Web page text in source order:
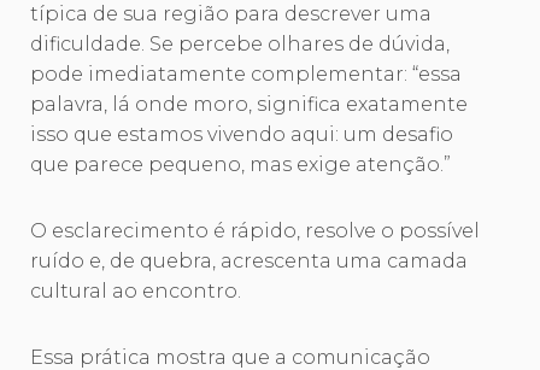
típica de sua região para descrever uma
dificuldade. Se percebe olhares de dúvida,
pode imediatamente complementar: “essa
palavra, lá onde moro, significa exatamente
isso que estamos vivendo aqui: um desafio
que parece pequeno, mas exige atenção.”
O esclarecimento é rápido, resolve o possível
ruído e, de quebra, acrescenta uma camada
cultural ao encontro.
Essa prática mostra que a comunicação